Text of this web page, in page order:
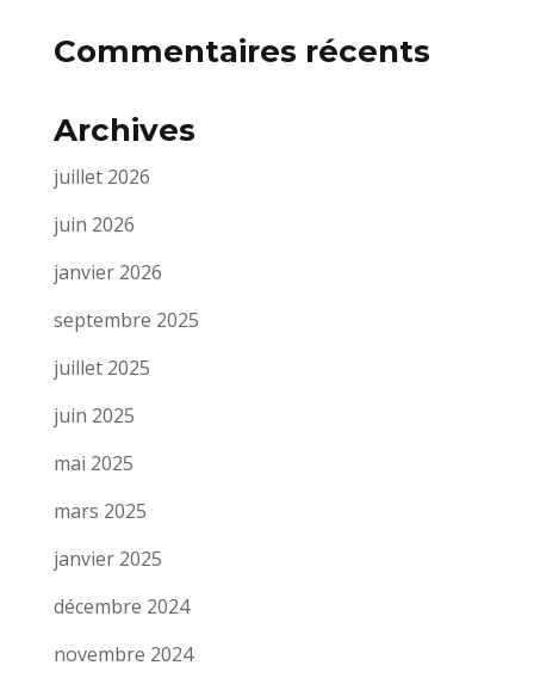
Commentaires récents
Archives
juillet 2026
juin 2026
janvier 2026
septembre 2025
juillet 2025
juin 2025
mai 2025
mars 2025
janvier 2025
décembre 2024
novembre 2024